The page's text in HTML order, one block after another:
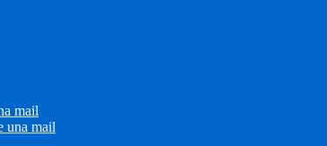
mail
una mail